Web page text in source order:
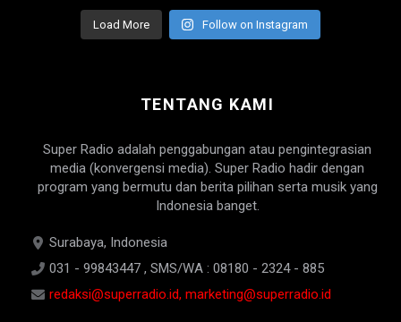
Load More Follow on Instagram
TENTANG KAMI
Super Radio adalah penggabungan atau pengintegrasian
media (konvergensi media). Super Radio hadir dengan
program yang bermutu dan berita pilihan serta musik yang
Indonesia banget.
Surabaya, Indonesia
031 - 99843447 , SMS/WA : 08180 - 2324 - 885
redaksi@superradio.id, marketing@superradio.id